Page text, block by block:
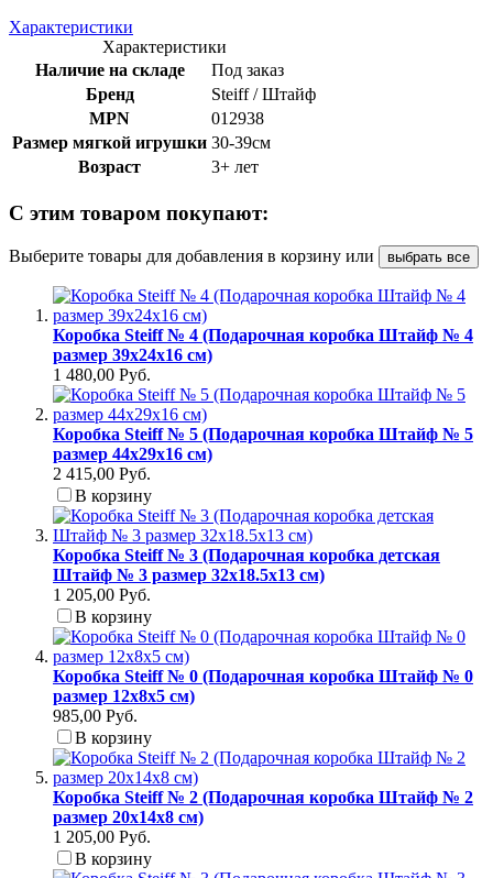
Характеристики
Характеристики
Наличие на складе
Под заказ
Бренд
Steiff / Штайф
MPN
012938
Размер мягкой игрушки 30-39см
Возраст
3+ лет
С этим товаром покупают:
Выберите товары для добавления в корзину или выбрать все
Коробка Steiff № 4 (Подарочная коробка Штайф № 4
размер 39х24х16 см)
1 480,00 Руб.
Коробка Steiff № 5 (Подарочная коробка Штайф № 5
размер 44х29х16 см)
2 415,00 Руб.
В корзину
Коробка Steiff № 3 (Подарочная коробка детская
Штайф № 3 размер 32x18.5x13 см)
1 205,00 Руб.
В корзину
Коробка Steiff № 0 (Подарочная коробка Штайф № 0
размер 12x8x5 см)
985,00 Руб.
В корзину
Коробка Steiff № 2 (Подарочная коробка Штайф № 2
размер 20x14x8 см)
1 205,00 Руб.
В корзину